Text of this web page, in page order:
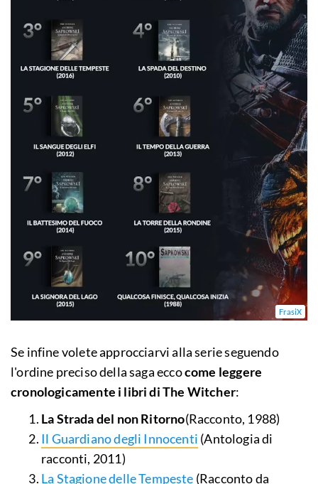
FrasiX
Se infine volete approcciarvi alla serie seguendo
l'ordine preciso della saga eccocome leggere
cronologicamente i libri di The Witcher:
La Strada del non Ritorno(Racconto, 1988)
Il Guardiano degli Innocenti (Antologia di
racconti, 2011)
La Stagione delle Tempeste (Racconto da